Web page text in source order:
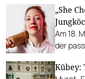
„She
Am 18.
der
Kübey: